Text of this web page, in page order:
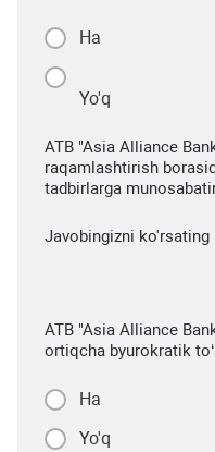
Ha
Yo'q
ATB "Asia Alliance
raqamlashtirish
tadbirlarga
Javobingizni ko'rsating
ATB "Asia Alliance
ortiqcha byurokratik
Ha
Yo'q